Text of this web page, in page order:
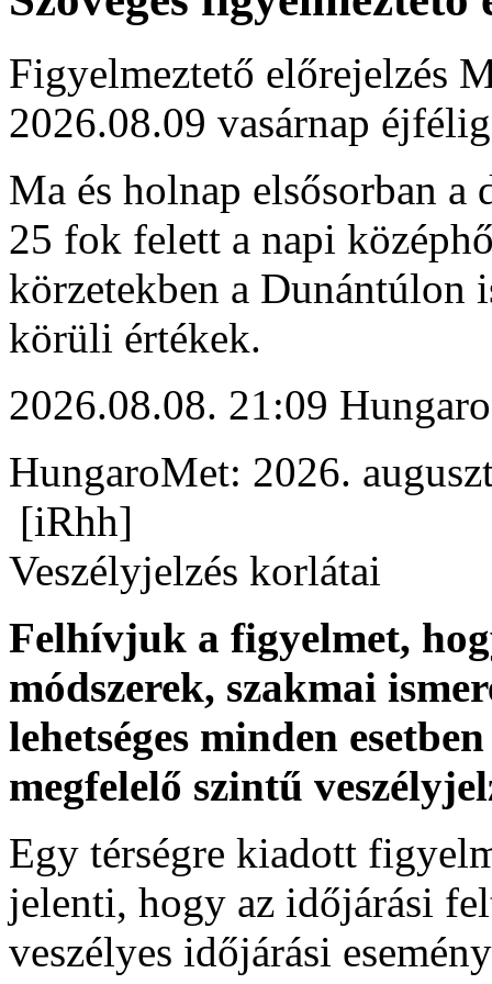
Figyelmeztető előrejelzés
2026.08.09 vasárnap éjfélig
Ma és holnap elsősorban
25 fok felett a napi
körzetekben a Dunántúlon
körüli értékek.
2026.08.08. 21:09
HungaroMet: 2026.
[iRhh]
Veszélyjelzés korlátai
Felhívjuk a figyelmet,
módszerek, szakmai
lehetséges minden
megfelelő szintű
Egy térségre kiadott
jelenti, hogy az időjárási
veszélyes időjárási